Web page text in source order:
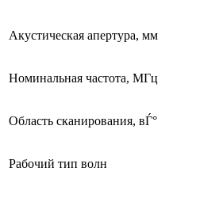
Акустическая апертура, мм
Номинальная частота, МГц
Область сканирования, вЃ°
Рабочий тип волн